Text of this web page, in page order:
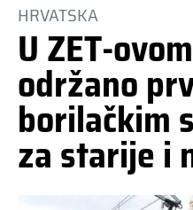
HRVATSKA
U ZET-
održano
borilačkim
za starije i